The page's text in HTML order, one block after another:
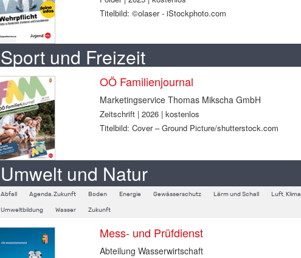
Titelbild: ©olaser - iStockphoto.com
Sport und Freizeit
OÖ Familienjournal
Marketingservice Thomas Mikscha GmbH
Zeitschrift | 2026 | kostenlos
Titelbild: Cover – Ground Picture/shutterstock.com
Umwelt und Natur
Abfall Agenda.Zukunft Boden Energie Gewässerschutz Lärm und Schall Luft, Klima
Umweltbildung Wasser Zukunft
Mess- und Prüfdienst
Abteilung Wasserwirtschaft